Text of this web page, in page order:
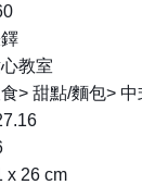
教室
> 甜點/麵包>
x 26 cm